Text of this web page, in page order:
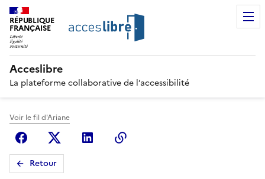
RÉPUBLIQUE
FRANÇAISE
Acceslibre
La plateforme collaborative de l’accessibilité
Voir le fil d'Ariane
FacebookX (anciennement Twitter)
Linkedin
Retour